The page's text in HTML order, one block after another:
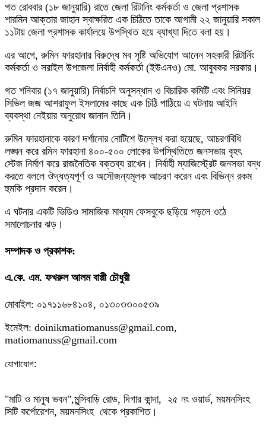
গত রোববার (১৮ জানুয়ারি) রাতে জেলা রিটানিং কর্মকর্তা ও জেলা প্রশাসক
শারমিন আক্তার জাহান স্বাক্ষরিত এক চিঠিতে তাকে আগামী ২২ জানুয়ারি সকাল
১১টায় জেলা প্রশাসক কার্যালয়ে উপস্থিত হয়ে ব্যাখ্যা দিতে বলা হয়।
এর আগে, রুমিন ফারহানার বিরুদ্ধে মব সৃষ্টি অভিযোগ আনেন সহকারী রিটার্নিং
কর্মকর্তা ও সরাইল উপজেলা নির্বাহী কর্মকর্তা (ইউএনও) মো. আবুবকর সরকার।
গত শনিবার (১৭ জানুয়ারি) নির্বাচনি অনুসন্ধান ও বিচারিক কমিটি এবং সিনিয়র
সিভিল জজ আশরাফুল ইসলামের কাছে এক চিঠি পাঠিয়ে এ ঘটনায় আইনি
ব্যবস্থা নেইয়ার অনুরোধ জানান তিনি।
রুমিন ফারহানাকে কারণ দর্শানোর নোটিশে উল্লেখ করা হয়েছে, আচরণবিধি
লঙ্ঘন করে রমিন ফারহানা ৪০০-৫০০ লোকের উপস্থিতিতে জনসভায় বৃহৎ
স্টেজ নির্মাণ করে রাজনৈতিক বক্তব্য রাখেন। নির্বাহী ম্যাজিস্ট্রেট জনসভা বন্ধ
করতে বললে ঔদ্ধত্যপূর্ণ ও অসৌজন্যমূলক আচরণ করেন এবং বিভিন্ন রকম
হুমকি প্রদান করেন।
এ ঘটনার একটি ভিডিও সামাজিক মাধ্যম ফেসবুকে ছড়িয়ে পড়লে ওঠে
সমালোচনার ঝড়।
সম্পাদক ও প্রকাশক:
এ.কে. এম. ফখরুল আলম বাপ্পী চৌধুরী
মোবাইল: ০১৭১১৬৮৪১০৪, ০১৩০৩৩০০৫৩৯
ইমেইল: doinikmatiomanuss@gmail.com,
matiomanuss@gmail.com
যোগাযোগ:
"মাটি ও মানুষ ভবন",মুন্সিবাড়ি রোড, দিগার কান্দা, ২৫ নং ওয়ার্ড, ময়মনসিংহ
সিটি কর্পোরেশন, ময়মনসিংহ থেকে প্রকাশিত।